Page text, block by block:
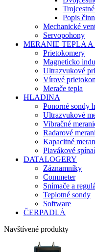
Popis
Mechanické
Servopohony
MERANIE TEPLA
Prietokomery
Magneticko
Ultrazvukové
Vírové
Merače tepla
HLADINA
Ponorné sondy
Ultrazvukové
Vibračné
Radarové
Kapacitné
Plavákové
DATALOGERY
Záznamníky
Commeter
Snímače a
Teplotné sondy
Software
ČERPADLÁ
Navštívené produkty